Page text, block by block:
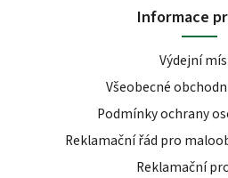
Informace
Výdejní
Všeobecné
Podmínky ochrany
Reklamační řád pro
Reklamační